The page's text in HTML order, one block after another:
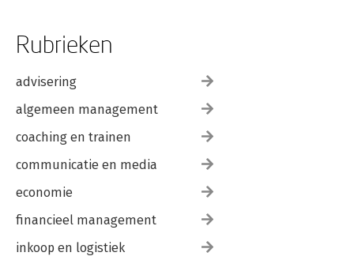
Rubrieken
advisering
algemeen management
coaching en trainen
communicatie en media
economie
financieel management
inkoop en logistiek